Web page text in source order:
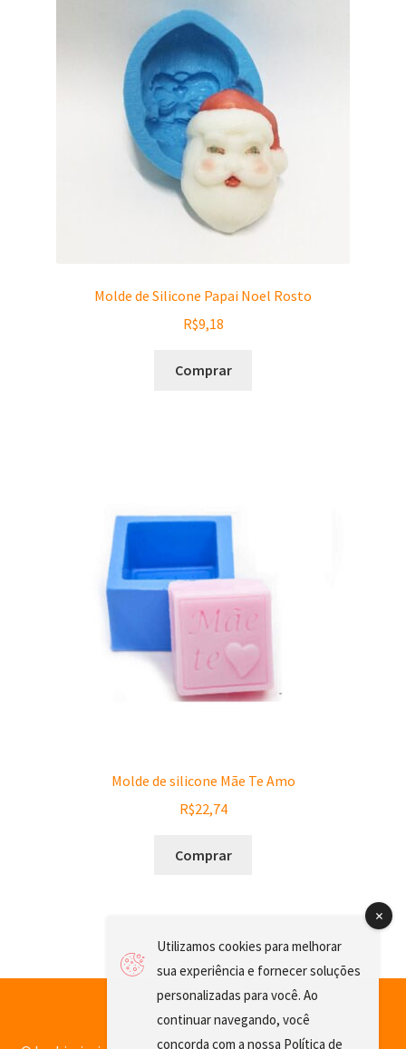
Molde de Silicone Papai Noel Rosto
R$9,18
Comprar
Molde de silicone Mãe Te Amo
R$22,74
Comprar
Utilizamos cookies para melhorar
sua experiência e fornecer soluções
personalizadas para você. Ao
continuar navegando, você
concorda com a nossa Política de